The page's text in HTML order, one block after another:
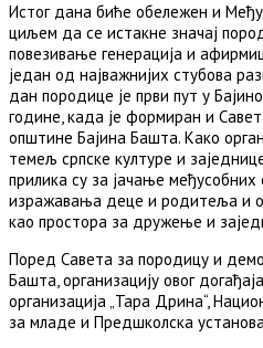
Истог дана биће обележен и
циљем да се истакне значај
повезивање генерација и
један од најважнијих стубова
дан породице је први пут у
године, када је формиран и
општине Бајина Башта. Како
темељ српске културе и
прилика су за јачање међусобних
изражавања деце и родитеља и
као простора за дружење и
Поред Савета за породицу и
Башта, организацију овог
организација „Тара Дрина“,
за младе и Предшколска установа